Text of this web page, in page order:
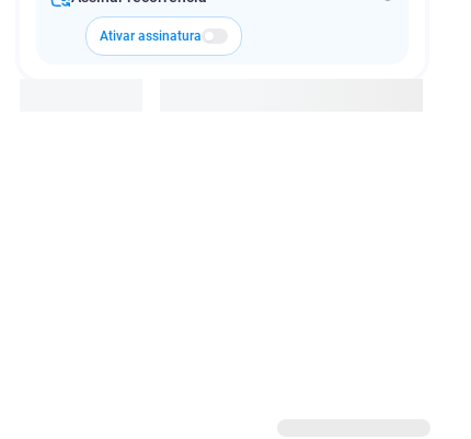
Ativar assinatura